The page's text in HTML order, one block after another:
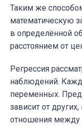
Таким же
математическую
в определённой
расстоянием от
Регрессия
наблюдений.
переменных.
зависит от
отношения между